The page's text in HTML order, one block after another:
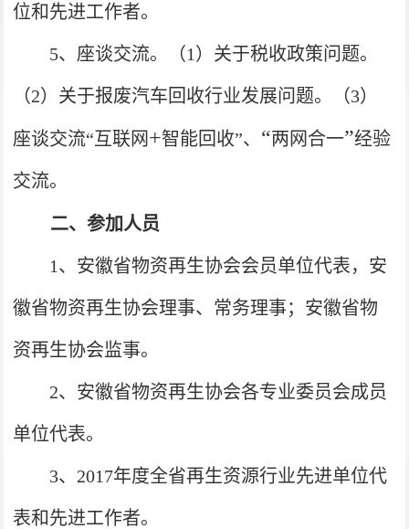
位和先进工作者。
5、座谈交流。（1）关于税收政策问题。
（2）关于报废汽车回收行业发展问题。（3）
座谈交流“互联网+智能回收”、 “两网合一”经验
交流。
二、参加人员
1、安徽省物资再生协会会员单位代表，安
徽省物资再生协会理事、常务理事；安徽省物
资再生协会监事。
2、安徽省物资再生协会各专业委员会成员
单位代表。
3、2017年度全省再生资源行业先进单位代
表和先进工作者。